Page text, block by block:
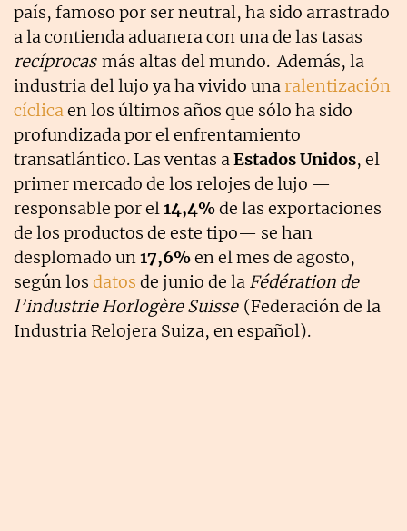
país, famoso por ser neutral, ha sido arrastrado
a la contienda aduanera con una de las tasas
recíprocas más altas del mundo. Además, la
industria del lujo ya ha vivido una ralentización
cíclicaen los últimos años que sólo ha sido
profundizada por el enfrentamiento
transatlántico. Las ventas aEstados Unidos, el
primer mercado de los relojes de lujo —
responsable por el14,4%de las exportaciones
de los productos de este tipo— se han
desplomado un17,6%en el mes de agosto,
según los datos de junio de la Fédération de
l’industrie Horlogère Suisse (Federación de la
Industria Relojera Suiza, en español).